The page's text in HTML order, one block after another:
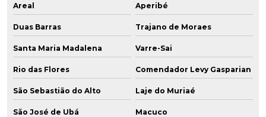
Areal Aperibé
Duas Barras Trajano de Moraes
Santa Maria Madalena Varre-Sai
Rio das Flores Comendador Levy Gasparian
São Sebastião do Alto Laje do Muriaé
São José de Ubá
Macuco